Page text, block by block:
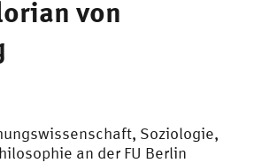
von
Soziologie,
an der FU Berlin